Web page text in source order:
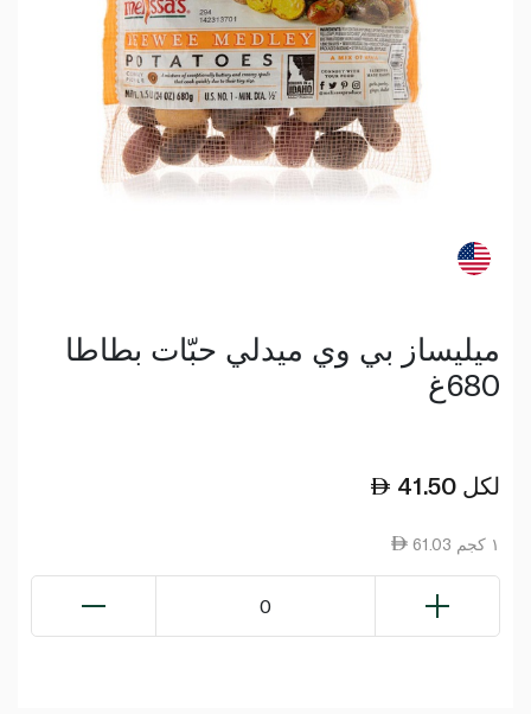
ميليساز بي وي ميدلي حبّات بطاطا
680غ
41.50 لكل
61.03 ١ كجم
0